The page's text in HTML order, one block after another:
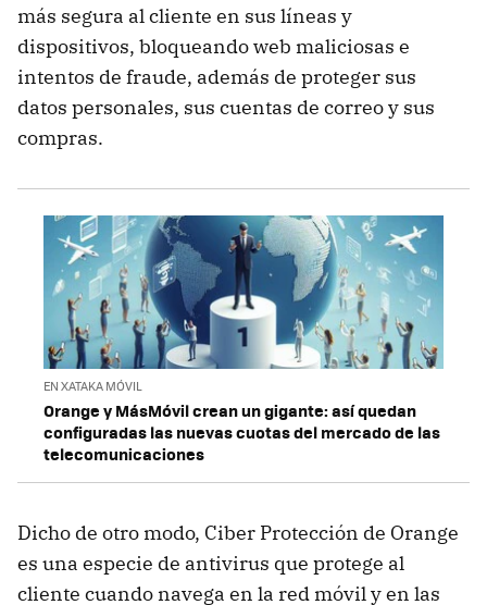
más segura al cliente en sus líneas y
dispositivos, bloqueando web maliciosas e
intentos de fraude, además de proteger sus
datos personales, sus cuentas de correo y sus
compras.
EN XATAKA MÓVIL
Orange y MásMóvil crean un gigante: así quedan
configuradas las nuevas cuotas del mercado de las
telecomunicaciones
Dicho de otro modo, Ciber Protección de Orange
es una especie de antivirus que protege al
cliente cuando navega en la red móvil y en las